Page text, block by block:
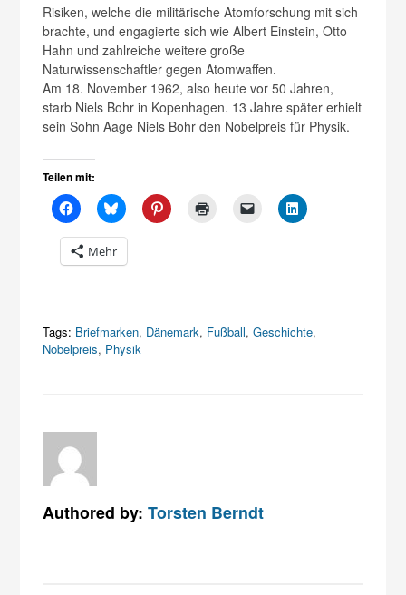
Risiken, welche die militärische Atomforschung mit sich
brachte, und engagierte sich wie Albert Einstein, Otto
Hahn und zahlreiche weitere große
Naturwissenschaftler gegen Atomwaffen.
Am 18. November 1962, also heute vor 50 Jahren,
starb Niels Bohr in Kopenhagen. 13 Jahre später erhielt
sein Sohn Aage Niels Bohr den Nobelpreis für Physik.
Teilen mit:
Mehr
Tags: Briefmarken, Dänemark, Fußball,Geschichte,
Nobelpreis, Physik
Authored by:Torsten Berndt